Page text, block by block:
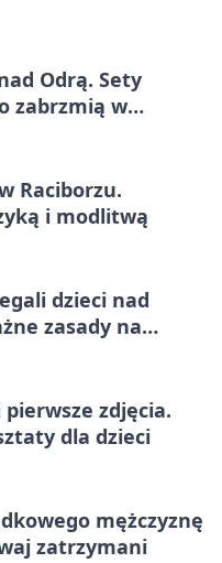
Odrą. Sety
zabrzmią w
Raciborzu.
i modlitwą
dzieci nad
zasady na
zdjęcia.
dla dzieci
mężczyznę
zatrzymani